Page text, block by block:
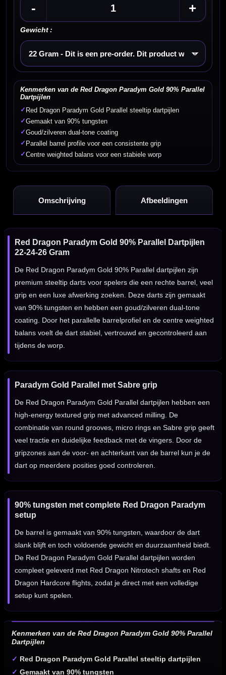
- +
Gewicht :
Kies een optie
Kenmerken van de Red Dragon Paradym Gold 90% Parallel
Dartpijlen
✓ Red Dragon Paradym Gold Parallel steeltip dartpijlen
✓Gemaakt van 90% tungsten
✓Goud/zilveren dual-tone coating
✓ Parallel barrel profile voor een consistente grip
✓Centre weighted balans voor een stabiele worp
Omschrijving Afbeeldingen
Red Dragon Paradym Gold 90% Parallel Dartpijlen
22-24-26 Gram
De Red Dragon Paradym Gold 90% Parallel dartpijlen zijn
premium steeltip darts voor spelers die een rechte barrel, veel
grip en een luxe afwerking zoeken. Deze darts zijn gemaakt
van 90% tungsten en hebben een goud/zilveren dual-tone
coating. Door het parallelle barrelprofiel en de centre weighted
balans voelt de dart stabiel, vertrouwd en gecontroleerd aan
tijdens de worp.
Paradym Gold Parallel met Sabre grip
De Red Dragon Paradym Gold Parallel dartpijlen hebben een
high-energy textured grip met advanced milling. De
combinatie van round grooves, micro rings en Sabre grip geeft
veel tractie en duidelijke feedback met de vingers. Door de
gripzones aan de voor- en achterkant van de barrel kun je de
dart op meerdere posities goed controleren.
90% tungsten met complete Red Dragon Paradym
setup
De barrel is gemaakt van 90% tungsten, waardoor de dart
slank blijft en toch voldoende gewicht en duurzaamheid biedt.
De Red Dragon Paradym Gold Parallel dartpijlen worden
compleet geleverd met Red Dragon Nitrotech shafts en Red
Dragon Hardcore flights, zodat je direct met een volledige
setup kunt spelen.
Kenmerken van de Red Dragon Paradym Gold 90% Parallel
Dartpijlen
✓ Red Dragon Paradym Gold Parallel steeltip dartpijlen
✓ Gemaakt van 90% tungsten